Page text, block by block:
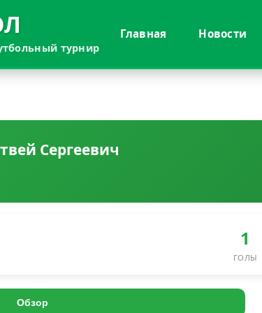
турнир
Главная Новости
Сергеевич
1
ГОЛЫ
Обзор